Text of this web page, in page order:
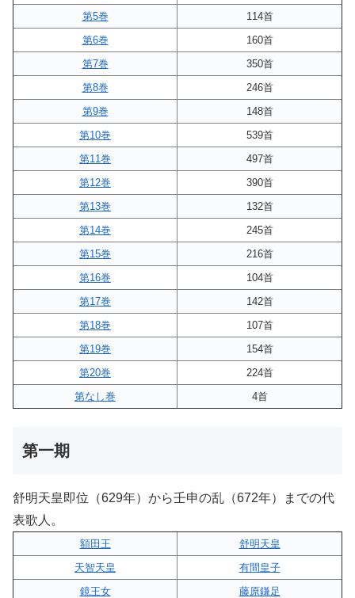
第5巻
114首
第6巻
160首
第7巻
350首
第8巻
246首
第9巻
148首
第10巻
539首
第11巻
497首
第12巻
390首
第13巻
132首
第14巻
245首
第15巻
216首
第16巻
104首
第17巻
142首
第18巻
107首
第19巻
154首
第20巻
224首
第なし巻
4首
第一期
舒明天皇即位（629年）から壬申の乱（672年）までの代
表歌人。
額田王
舒明天皇
天智天皇
有間皇子
鏡王女
藤原鎌足